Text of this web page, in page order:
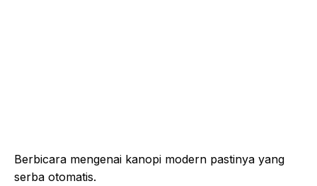
Berbicara mengenai kanopi modern pastinya yang
serba otomatis.